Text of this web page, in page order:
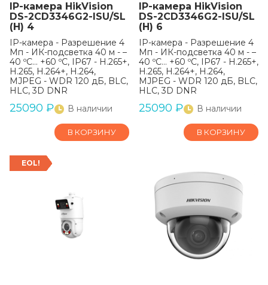
IP-камера HikVision
DS-2CD3346G2-ISU/SL
(H) 4
IP-камера - Разрешение 4
Мп - ИК-подсветка 40 м - –
40 ºC… +60 ºC, IP67 - H.265+,
H.265, H.264+, H.264,
MJPEG - WDR 120 дБ, BLC,
HLC, 3D DNR
25090 ₽ В наличии
В КОРЗИНУ
IP-камера HikVision
DS-2CD3346G2-ISU/SL
(H) 6
IP-камера - Разрешение 4
Мп - ИК-подсветка 40 м - –
40 ºC… +60 ºC, IP67 - H.265+,
H.265, H.264+, H.264,
MJPEG - WDR 120 дБ, BLC,
HLC, 3D DNR
25090 ₽ В наличии
В КОРЗИНУ
EOL!